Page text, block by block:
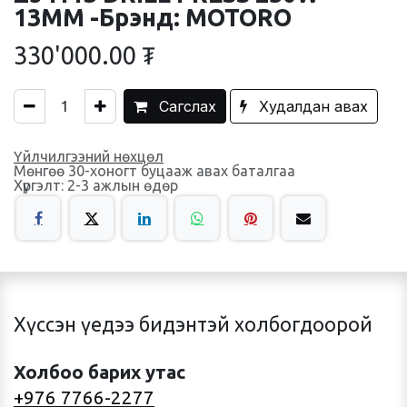
13MM -Брэнд: MOTORO
330'000.00 ₮
Сагслах Худалдан авах
Үйлчилгээний нөхцөл
Мөнгөө 30-хоногт буцааж авах баталгаа
Хүргэлт: 2-3 ажлын өдөр
Хүссэн үедээ бидэнтэй холбогдоорой
Холбоо барих утас
+976 7766-2277